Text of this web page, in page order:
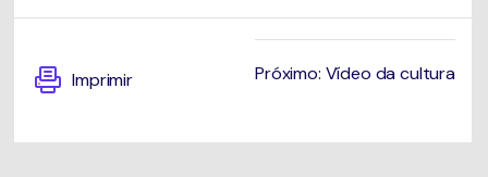
Imprimir Próximo: Vídeo da cultura